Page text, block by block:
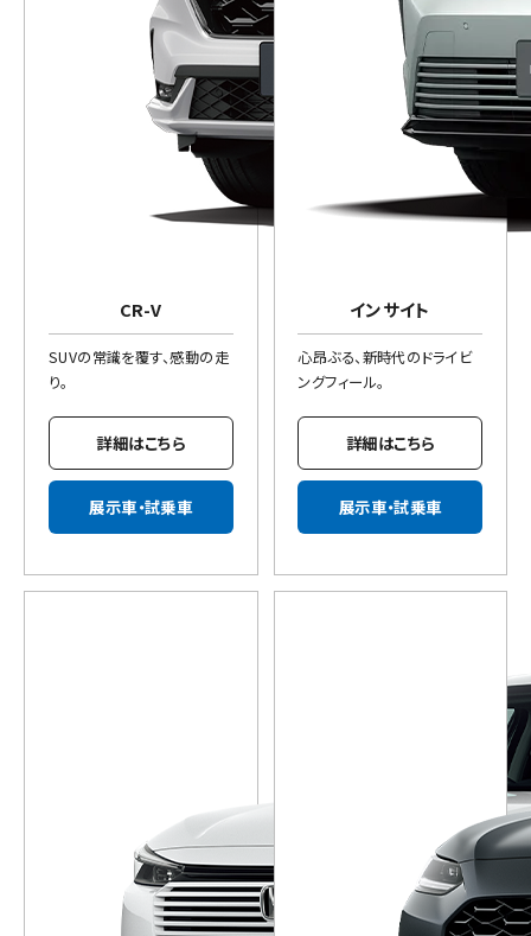
CR-V
SUVの常識を覆す、感動の走
り。
詳細はこちら
展示車・試乗車
インサイト
心昂ぶる、新時代のドライビ
ングフィール。
詳細はこちら
展示車・試乗車